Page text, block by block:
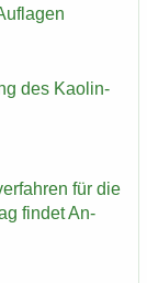
des Kao­lin­
für die
fin­det An­